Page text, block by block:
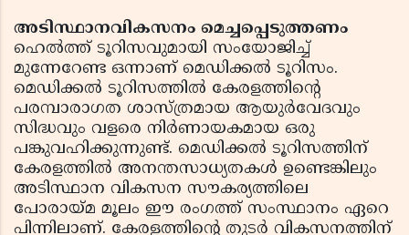
അടിസ്ഥാനവികസനം മെച്ചപ്പെടുത്തണം
ഹെല്‍ത്ത് ടൂറിസവുമായി സംയോജിച്ച്
മുന്നേറേണ്ട ഒന്നാണ് മെഡിക്കല്‍ ടൂറിസം.
മെഡിക്കല്‍ ടൂറിസത്തില്‍ കേരളത്തിന്റെ
പരമ്പാരാഗത ശാസ്ത്രമായ ആയുര്‍വേദവും
സിദ്ധവും വളരെ നിര്‍ണായകമായ ഒരു
പങ്കുവഹിക്കുന്നുണ്ട്. മെഡിക്കല്‍ ടൂറിസത്തിന്
കേരളത്തില്‍ അനന്തസാധ്യതകള്‍ ഉണ്ടെങ്കിലും
അടിസ്ഥാന വികസന സൗകര്യത്തിലെ
പോരായ്മ മൂലം ഈ രംഗത്ത് സംസ്ഥാനം ഏറെ
പിന്നിലാണ്. കേരളത്തിന്റെ തുടര്‍ വികസനത്തിന്